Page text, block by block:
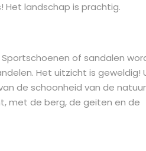
Het landschap is prachtig.
of sandalen
Het uitzicht is geweldig!
de schoonheid van de
met de berg, de geiten en de